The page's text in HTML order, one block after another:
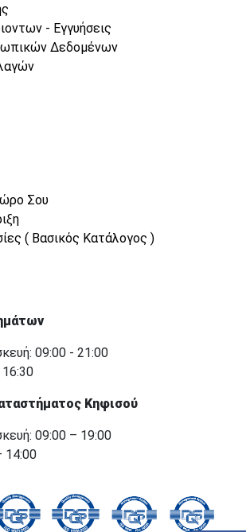
- Εγγυήσεις
Δεδομένων
Σου
( Βασικός Κατάλογος )
09:00 - 21:00
Κηφισού
09:00 – 19:00
14:00